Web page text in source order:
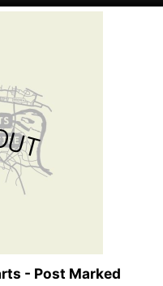
- Post Marked